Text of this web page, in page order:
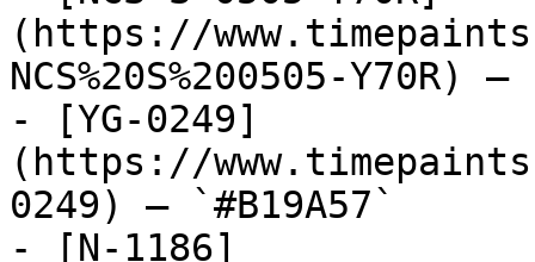
(https://
NCS%20S%200505-Y70R)
- [YG-0249]
(https://
0249) — `#B19A57`
- [N-1186]